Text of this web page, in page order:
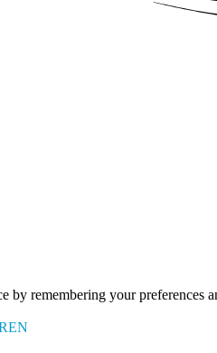
by remembering your